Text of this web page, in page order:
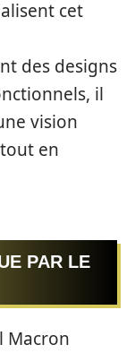
cet
des designs
il
vision
en
PAR LE
Macron